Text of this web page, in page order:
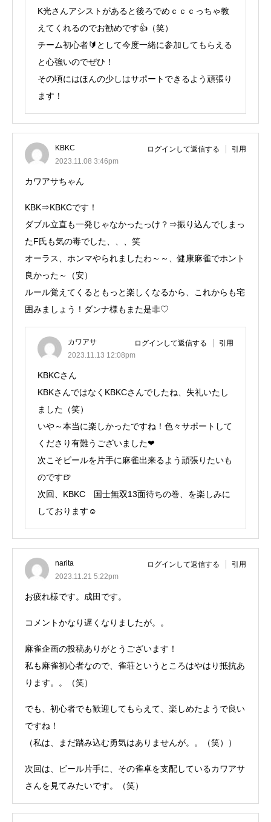
K光さんアシストがあると後ろでめｃｃｃっちゃ教
えてくれるのでお勧めです👍（笑）
チーム初心者🔰として今度一緒に参加してもらえる
と心強いのでぜひ！
その頃にはほんの少しはサポートできるよう頑張り
ます！
KBKC
2023.11.08 3:46pm
ログインして返信する 引用
カワアサちゃん
KBK⇒KBKCです！
ダブル立直も一発じゃなかったっけ？⇒振り込んでしまっ
たF氏も気の毒でした、、、笑
オーラス、ホンマやられましたわ～～、健康麻雀でホント
良かった～（安）
ルール覚えてくるともっと楽しくなるから、これからも宅
囲みましょう！ダンナ様もまた是非♡
カワアサ
2023.11.13 12:08pm
ログインして返信する 引用
KBKCさん
KBKさんではなくKBKCさんでしたね、失礼いたし
ました（笑）
いや～本当に楽しかったですね！色々サポートして
くださり有難うございました❤
次こそビールを片手に麻雀出来るよう頑張りたいも
のです🍺
次回、KBKC 国士無双13面待ちの巻、を楽しみに
しております☺
narita
2023.11.21 5:22pm
ログインして返信する 引用
お疲れ様です。成田です。
コメントかなり遅くなりましたが。。
麻雀企画の投稿ありがとうございます！
私も麻雀初心者なので、雀荘というところはやはり抵抗あ
ります。。（笑）
でも、初心者でも歓迎してもらえて、楽しめたようで良い
ですね！
（私は、まだ踏み込む勇気はありませんが。。（笑））
次回は、ビール片手に、その雀卓を支配しているカワアサ
さんを見てみたいです。（笑）